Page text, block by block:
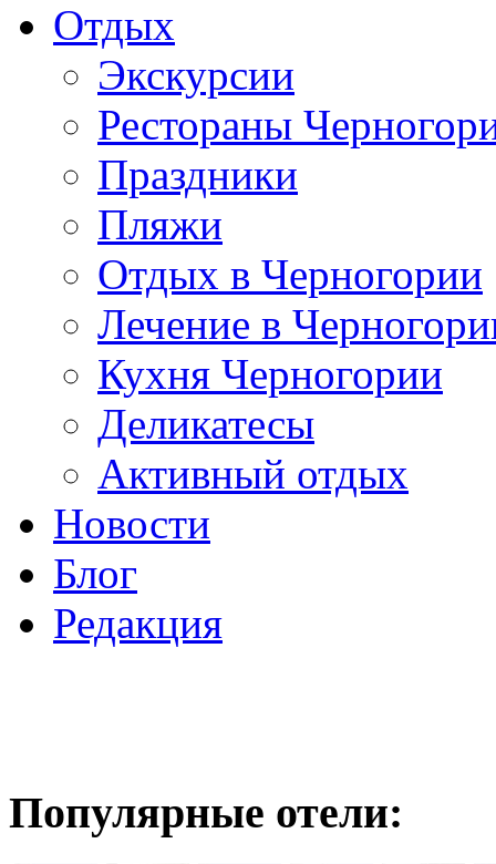
Отдых
Экскурсии
Рестораны
Праздники
Пляжи
Отдых в Черногории
Лечение в
Кухня Черногории
Деликатесы
Активный отдых
Новости
Блог
Редакция
Популярные отели: